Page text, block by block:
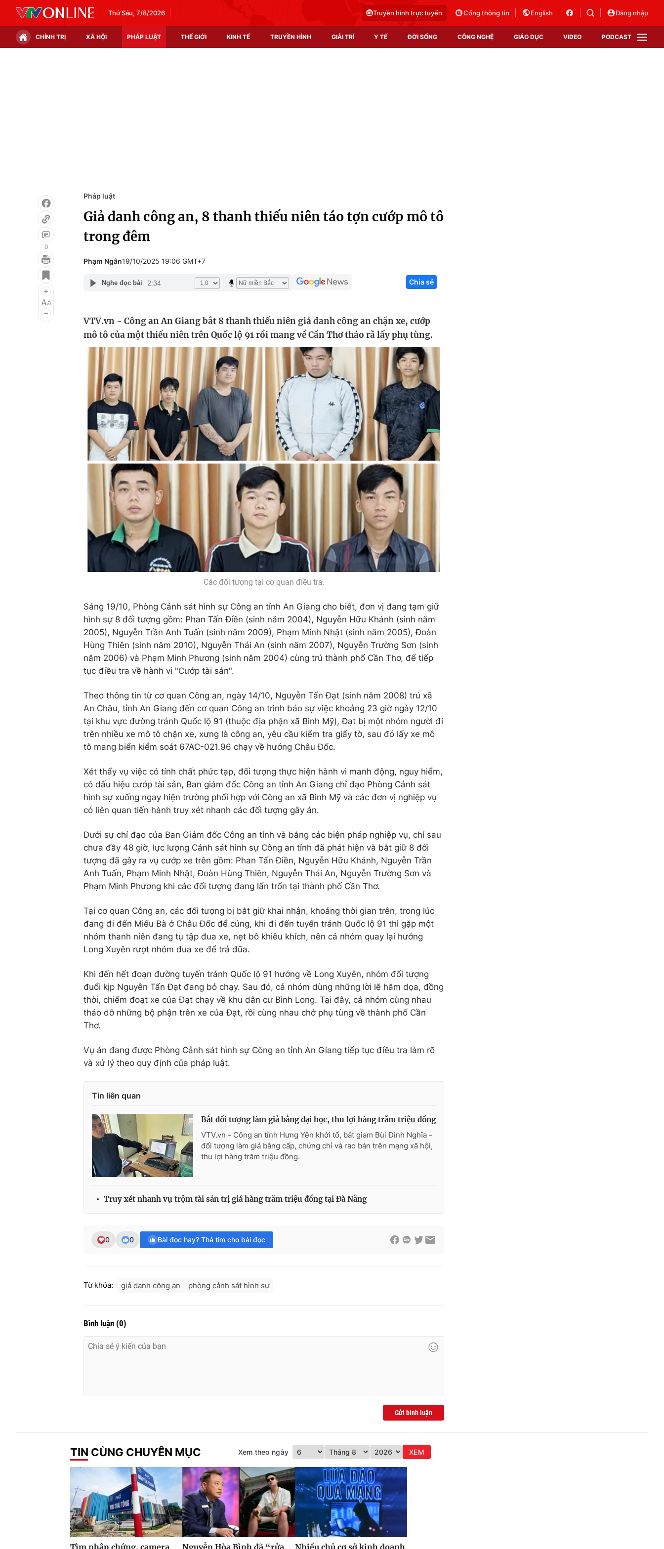
Thứ Sáu, 7/8/2026 Truyền hình trực tuyến Cổng thông tin English Đăng nhập
CHÍNH TRỊ XÃ HỘI PHÁP LUẬT THẾ GIỚI KINH TẾ TRUYỀN HÌNH GIẢI TRÍ Y TẾ ĐỜI SỐNG CÔNG NGHỆ GIÁO DỤC VIDEO PODCAST
Infographic
Điện ảnh
Âm nhạc
Du lịch
Chất lượng cuộc sống
Tuyển sinh
Hitech Công nghệ tương lai
Thị trường
Tư vấn
0
Pháp luật
Giả danh công an, 8 thanh thiếu niên táo tợn cướp mô tô
trong đêm
Phạm Ngân19/10/2025 19:06 GMT+7
Nghe đọc bài 2:34 Chia sẻ
VTV.vn - Công an An Giang bắt 8 thanh thiếu niên giả danh công an chặn xe, cướp
mô tô của một thiếu niên trên Quốc lộ 91 rồi mang về Cần Thơ tháo rã lấy phụ tùng.
Các đối tượng tại cơ quan điều tra.
Sáng 19/10, Phòng Cảnh sát hình sự Công an tỉnh An Giang cho biết, đơn vị đang tạm giữ
hình sự 8 đối tượng gồm: Phan Tấn Điền (sinh năm 2004), Nguyễn Hữu Khánh (sinh năm
2005), Nguyễn Trần Anh Tuấn (sinh năm 2009), Phạm Minh Nhật (sinh năm 2005), Đoàn
Hùng Thiên (sinh năm 2010), Nguyễn Thái An (sinh năm 2007), Nguyễn Trường Sơn (sinh
năm 2006) và Phạm Minh Phương (sinh năm 2004) cùng trú thành phố Cần Thơ, để tiếp
tục điều tra về hành vi "Cướp tài sản".
Theo thông tin từ cơ quan Công an, ngày 14/10, Nguyễn Tấn Đạt (sinh năm 2008) trú xã
An Châu, tỉnh An Giang đến cơ quan Công an trình báo sự việc khoảng 23 giờ ngày 12/10
tại khu vực đường tránh Quốc lộ 91 (thuộc địa phận xã Bình Mỹ), Đạt bị một nhóm người đi
trên nhiều xe mô tô chặn xe, xưng là công an, yêu cầu kiểm tra giấy tờ, sau đó lấy xe mô
tô mang biển kiểm soát 67AC-021.96 chạy về hướng Châu Đốc.
Xét thấy vụ việc có tính chất phức tạp, đối tượng thực hiện hành vi manh động, nguy hiểm,
có dấu hiệu cướp tài sản, Ban giám đốc Công an tỉnh An Giang chỉ đạo Phòng Cảnh sát
hình sự xuống ngay hiện trường phối hợp với Công an xã Bình Mỹ và các đơn vị nghiệp vụ
có liên quan tiến hành truy xét nhanh các đối tượng gây án.
Dưới sự chỉ đạo của Ban Giám đốc Công an tỉnh và bằng các biện pháp nghiệp vụ, chỉ sau
chưa đầy 48 giờ, lực lượng Cảnh sát hình sự Công an tỉnh đã phát hiện và bắt giữ 8 đối
tượng đã gây ra vụ cướp xe trên gồm: Phan Tấn Điền, Nguyễn Hữu Khánh, Nguyễn Trần
Anh Tuấn, Phạm Minh Nhật, Đoàn Hùng Thiên, Nguyễn Thái An, Nguyễn Trường Sơn và
Phạm Minh Phương khi các đối tượng đang lẩn trốn tại thành phố Cần Thơ.
Tại cơ quan Công an, các đối tượng bị bắt giữ khai nhận, khoảng thời gian trên, trong lúc
đang đi đến Miếu Bà ở Châu Đốc để cúng, khi đi đến tuyến tránh Quốc lộ 91 thì gặp một
nhóm thanh niên đang tụ tập đua xe, nẹt bô khiêu khích, nên cả nhóm quay lại hướng
Long Xuyên rượt nhóm đua xe để trả đũa.
Khi đến hết đoạn đường tuyến tránh Quốc lộ 91 hướng về Long Xuyên, nhóm đối tượng
đuổi kịp Nguyễn Tấn Đạt đang bỏ chạy. Sau đó, cả nhóm dùng những lời lẽ hăm dọa, đồng
thời, chiếm đoạt xe của Đạt chạy về khu dân cư Bình Long. Tại đây, cả nhóm cùng nhau
tháo dỡ những bộ phận trên xe của Đạt, rồi cùng nhau chở phụ tùng về thành phố Cần
Thơ.
Vụ án đang được Phòng Cảnh sát hình sự Công an tỉnh An Giang tiếp tục điều tra làm rõ
và xử lý theo quy định của pháp luật.
Tin liên quan
Bắt đối tượng làm giả bằng đại học, thu lợi hàng trăm triệu đồng
VTV.vn - Công an tỉnh Hưng Yên khởi tố, bắt giam Bùi Đình Nghĩa -
đối tượng làm giả bằng cấp, chứng chỉ và rao bán trên mạng xã hội,
thu lợi hàng trăm triệu đồng.
Truy xét nhanh vụ trộm tài sản trị giá hàng trăm triệu đồng tại Đà Nẵng
0 0 Bài đọc hay? Thả tim cho bài đọc
Từ khóa: giả danh công an phòng cảnh sát hình sự
Bình luận (0)
Gửi bình luận
TIN CÙNG CHUYÊN MỤC Xem theo ngày XEM